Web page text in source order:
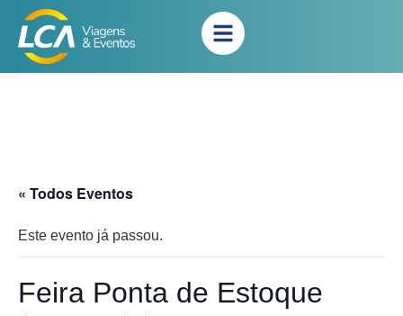
« Todos Eventos
Este evento já passou.
Feira Ponta de Estoque